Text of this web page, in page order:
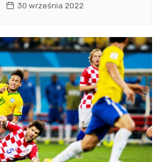
30 września 2022